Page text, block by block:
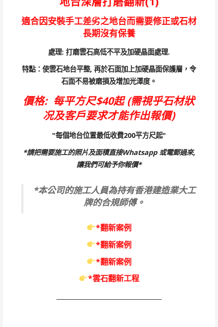
適合因安裝手工差劣之地台而需要修正或石材
長期沒有保養
處理: 打磨雲石高低不平及加硬晶面處理.
特點：使雲石地台平整, 再於石面加上加硬晶面保護層，令
石面不易被磨損及增加光澤度。
價格: 每平方尺$40起 (需視乎石材狀
况及客戶要求才能作出報價)
"每個地台位置最低收費200平方尺起"
*請把需要施工的照片及面積直接Whatsapp 或電郵過來,
讓我們可給予你報價*
*本公司的施工人員為持有香港建造業大工
牌的合規師傅。
*翻新案例
*翻新案例
*翻新案例
*雲石翻新工程